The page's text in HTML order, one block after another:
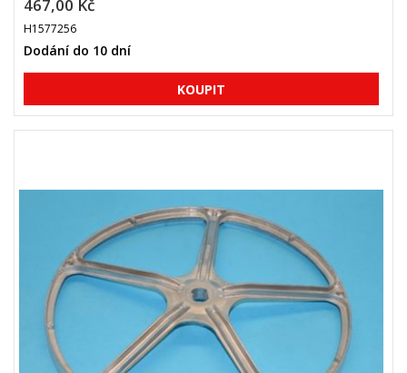
467,00 Kč
H1577256
Dodání do 10 dní